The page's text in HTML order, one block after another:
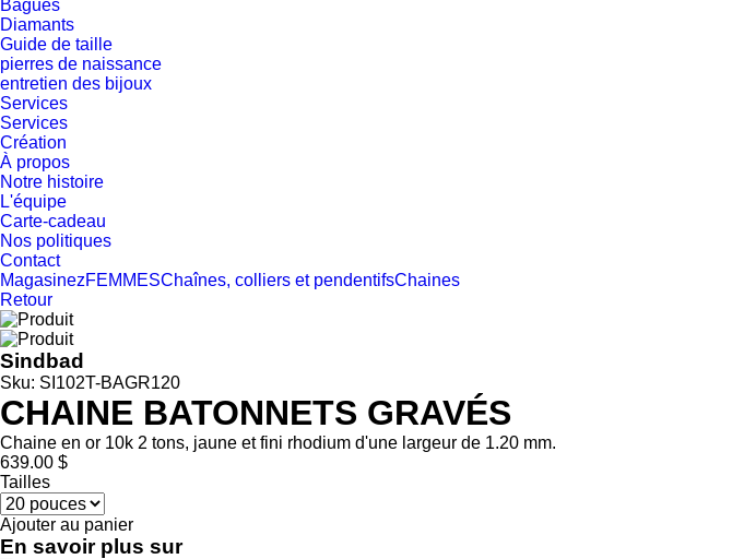
Bagues
Diamants
Guide de taille
pierres de naissance
entretien des bijoux
Services
Services
Création
À propos
Notre histoire
L'équipe
Carte-cadeau
Nos politiques
Contact
MagasinezFEMMESChaînes, colliers et pendentifsChaines
Retour
Sindbad
Sku: SI102T-BAGR120
CHAINE BATONNETS GRAVÉS
Chaine en or 10k 2 tons, jaune et fini rhodium d'une largeur de 1.20 mm.
639.00 $
Tailles
Ajouter au panier
En savoir plus sur